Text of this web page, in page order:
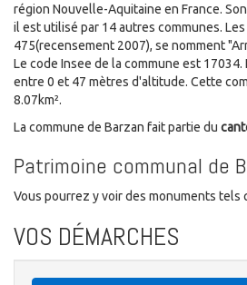
région Nouvelle-Aquitaine en France.
il est utilisé par 14 autres communes.
475(recensement 2007), se nomment
Le code Insee de la commune est
entre 0 et 47 mètres d'altitude. Cette
8.07km².
La commune de Barzan fait partie du
Patrimoine communal de
Vous pourrez y voir des monuments tels
VOS DÉMARCHES